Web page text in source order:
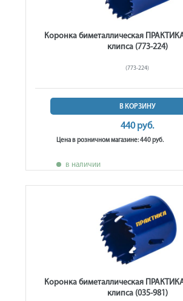
Коронка биметаллическая
клипса (773-224)
(773-224)
В КОРЗИНУ
440 руб.
Цена в розничном магазине: 440 руб.
в наличии
Коронка биметаллическая
клипса (035-981)